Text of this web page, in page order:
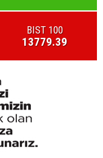
BIST 100
13779.39